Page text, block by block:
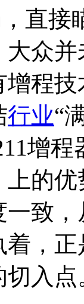
直接
众
程
行业“
增
的
致
，
切入点